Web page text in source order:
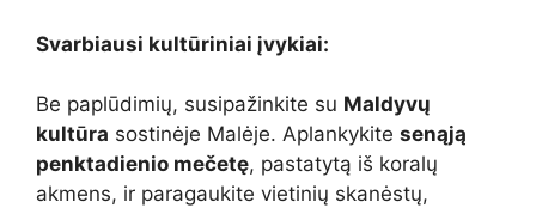
Svarbiausi kultūriniai įvykiai:
Be paplūdimių, susipažinkite su Maldyvų
kultūra sostinėje Malėje. Aplankykite senąją
penktadienio mečetę, pastatytą iš koralų
akmens, ir paragaukite vietinių skanėstų,